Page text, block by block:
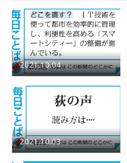
2021.10.04
2021.10.03